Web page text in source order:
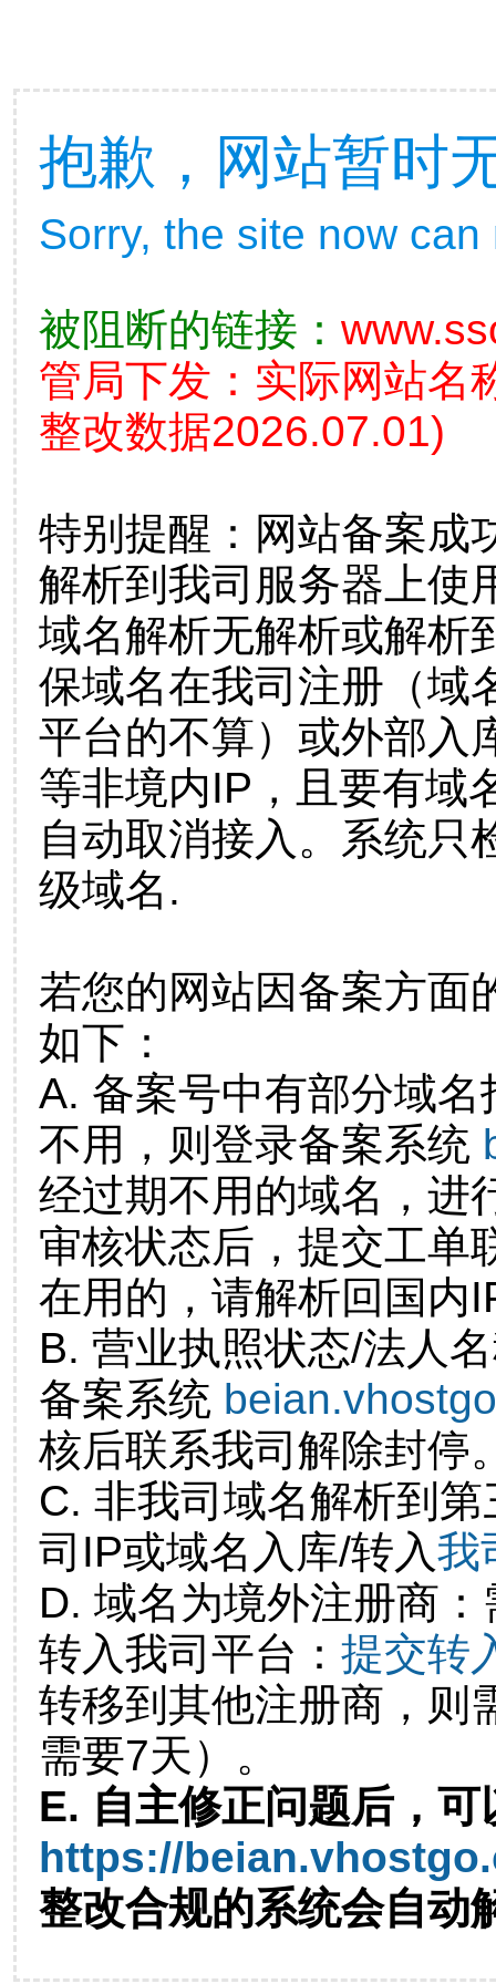
抱歉，网站暂时
Sorry, the site now
被阻断的链接：
管局下发：实际网站名
整改数据2026.07.01)
特别提醒：网站备案成
解析到我司服务器上使
域名解析无解析或解析
保域名在我司注册（域
平台的不算）或外部入
等非境内IP，且要有域
自动取消接入。系统只
级域名.
若您的网站因备案方面
如下：
A. 备案号中有部分域
不用，则登录备案系统
经过期不用的域名，进
审核状态后，提交工单
在用的，请解析回国内
B. 营业执照状态/法人
备案系统
核后联系我司解除封停
C. 非我司域名解析到
司IP或域名入库/转入我
D. 域名为境外注册商
转入我司平台： 提交转
转移到其他注册商，则
需要7天）。
E. 自主修正问题后，可
https://
整改合规的系统会自动